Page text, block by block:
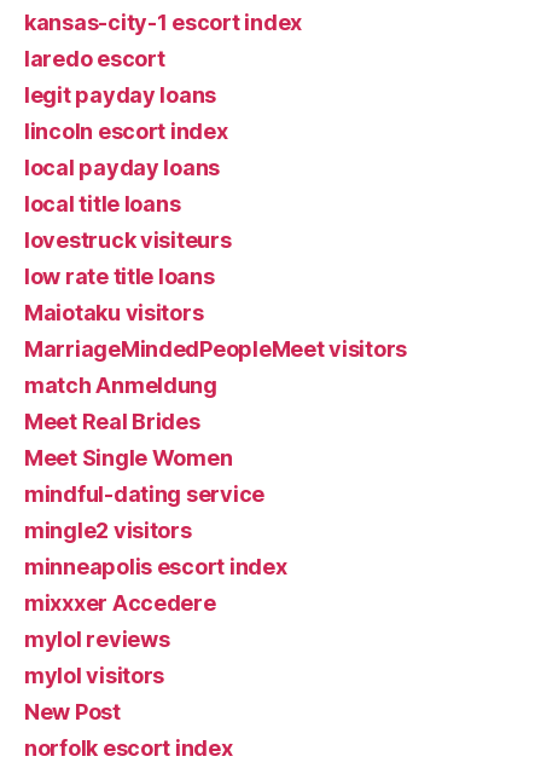
kansas-city-1 escort index
laredo escort
legit payday loans
lincoln escort index
local payday loans
local title loans
lovestruck visiteurs
low rate title loans
Maiotaku visitors
MarriageMindedPeopleMeet visitors
match Anmeldung
Meet Real Brides
Meet Single Women
mindful-dating service
mingle2 visitors
minneapolis escort index
mixxxer Accedere
mylol reviews
mylol visitors
New Post
norfolk escort index